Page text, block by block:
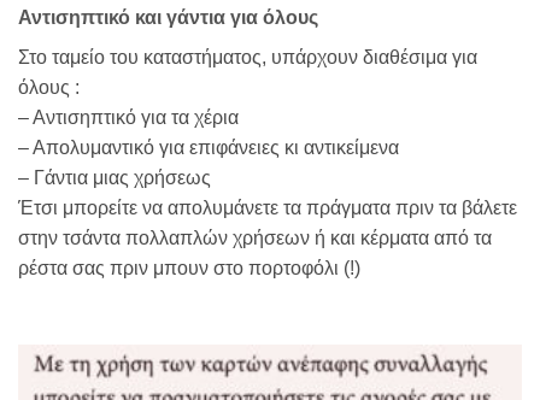
Αντισηπτικό και γάντια για όλους
Στο ταμείο του καταστήματος, υπάρχουν διαθέσιμα για
όλους :
– Αντισηπτικό για τα χέρια
– Απολυμαντικό για επιφάνειες κι αντικείμενα
– Γάντια μιας χρήσεως
Έτσι μπορείτε να απολυμάνετε τα πράγματα πριν τα βάλετε
στην τσάντα πολλαπλών χρήσεων ή και κέρματα από τα
ρέστα σας πριν μπουν στο πορτοφόλι (!)